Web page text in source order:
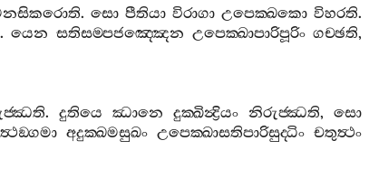
. සො පීතියා විරාගා උපෙක‍්ඛකො විහරති.
.යෙන සතිසම‍්පජඤ‍්ඤෙන උපෙක‍්ඛාපාරිපූරිං ගච‍්ඡති,
. දුතියෙ ඣානෙ දුක‍්ඛින්‍ද්‍රියං නිරුජ‍්ඣති, සො
අදුක‍්ඛමසුඛං උපෙක‍්ඛාසතිපාරිසුද‍්ධිං චතුත්‍ථං